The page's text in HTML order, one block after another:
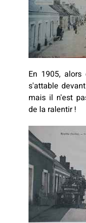
En 1905,
s'attable
mais il n'est
de la ralentir !